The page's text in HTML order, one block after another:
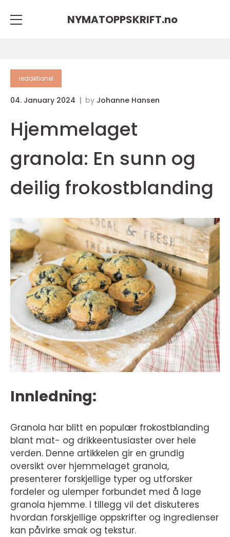
NYMATOPPSKRIFT.no
redaktionel
04. January 2024 by Johanne Hansen
Hjemmelaget
granola: En sunn og
deilig frokostblanding
Innledning:
Granola har blitt en populær frokostblanding
blant mat- og drikkeentusiaster over hele
verden. Denne artikkelen gir en grundig
oversikt over hjemmelaget granola,
presenterer forskjellige typer og utforsker
fordeler og ulemper forbundet med å lage
granola hjemme. I tillegg vil det diskuteres
hvordan forskjellige oppskrifter og ingredienser
kan påvirke smak og tekstur.